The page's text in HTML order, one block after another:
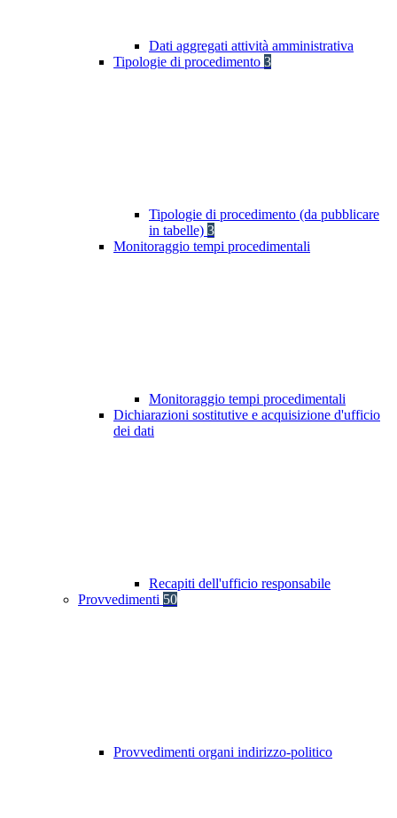
Dati aggregati attività amministrativa
Tipologie di procedimento 3
Tipologie di procedimento (da pubblicare
in tabelle) 3
Monitoraggio tempi procedimentali
Monitoraggio tempi procedimentali
Dichiarazioni sostitutive e acquisizione d'ufficio
dei dati
Recapiti dell'ufficio responsabile
Provvedimenti 50
Provvedimenti organi indirizzo-politico